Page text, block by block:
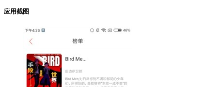
应用截图